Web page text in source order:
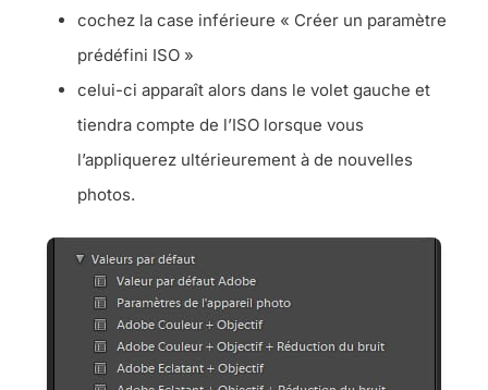
cochez la case inférieure « Créer un paramètre
prédéfini ISO »
celui-ci apparaît alors dans le volet gauche et
tiendra compte de l’ISO lorsque vous
l’appliquerez ultérieurement à de nouvelles
photos.